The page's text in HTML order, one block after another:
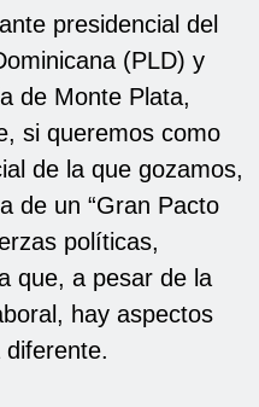
presidencial del
(PLD) y
de Monte Plata,
si queremos como
de la que gozamos,
de un “Gran Pacto
políticas,
que, a pesar de la
hay aspectos